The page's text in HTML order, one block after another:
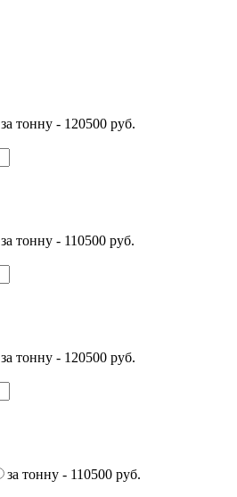
за тонну - 120500 руб.
за тонну - 110500 руб.
за тонну - 120500 руб.
за тонну - 110500 руб.